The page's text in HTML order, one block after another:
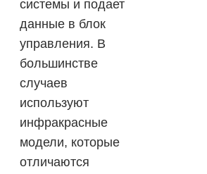
системы и подает
данные в блок
управления. В
большинстве
случаев
используют
инфракрасные
модели, которые
отличаются